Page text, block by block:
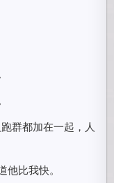
群都加在一起，人
比我快。